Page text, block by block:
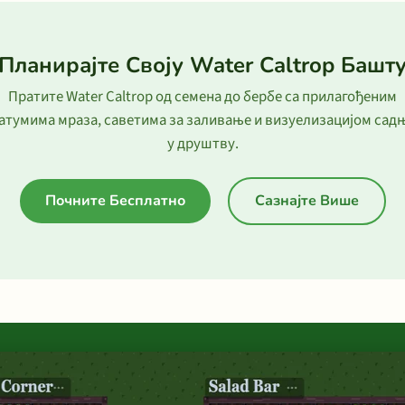
Своју Water Caltrop
Пратите Water Caltrop од семена до бербе са прилагођеним
мраза, саветима за заливање и визуелизацијом
у друштву.
Почните Бесплатно Сазнајте Више